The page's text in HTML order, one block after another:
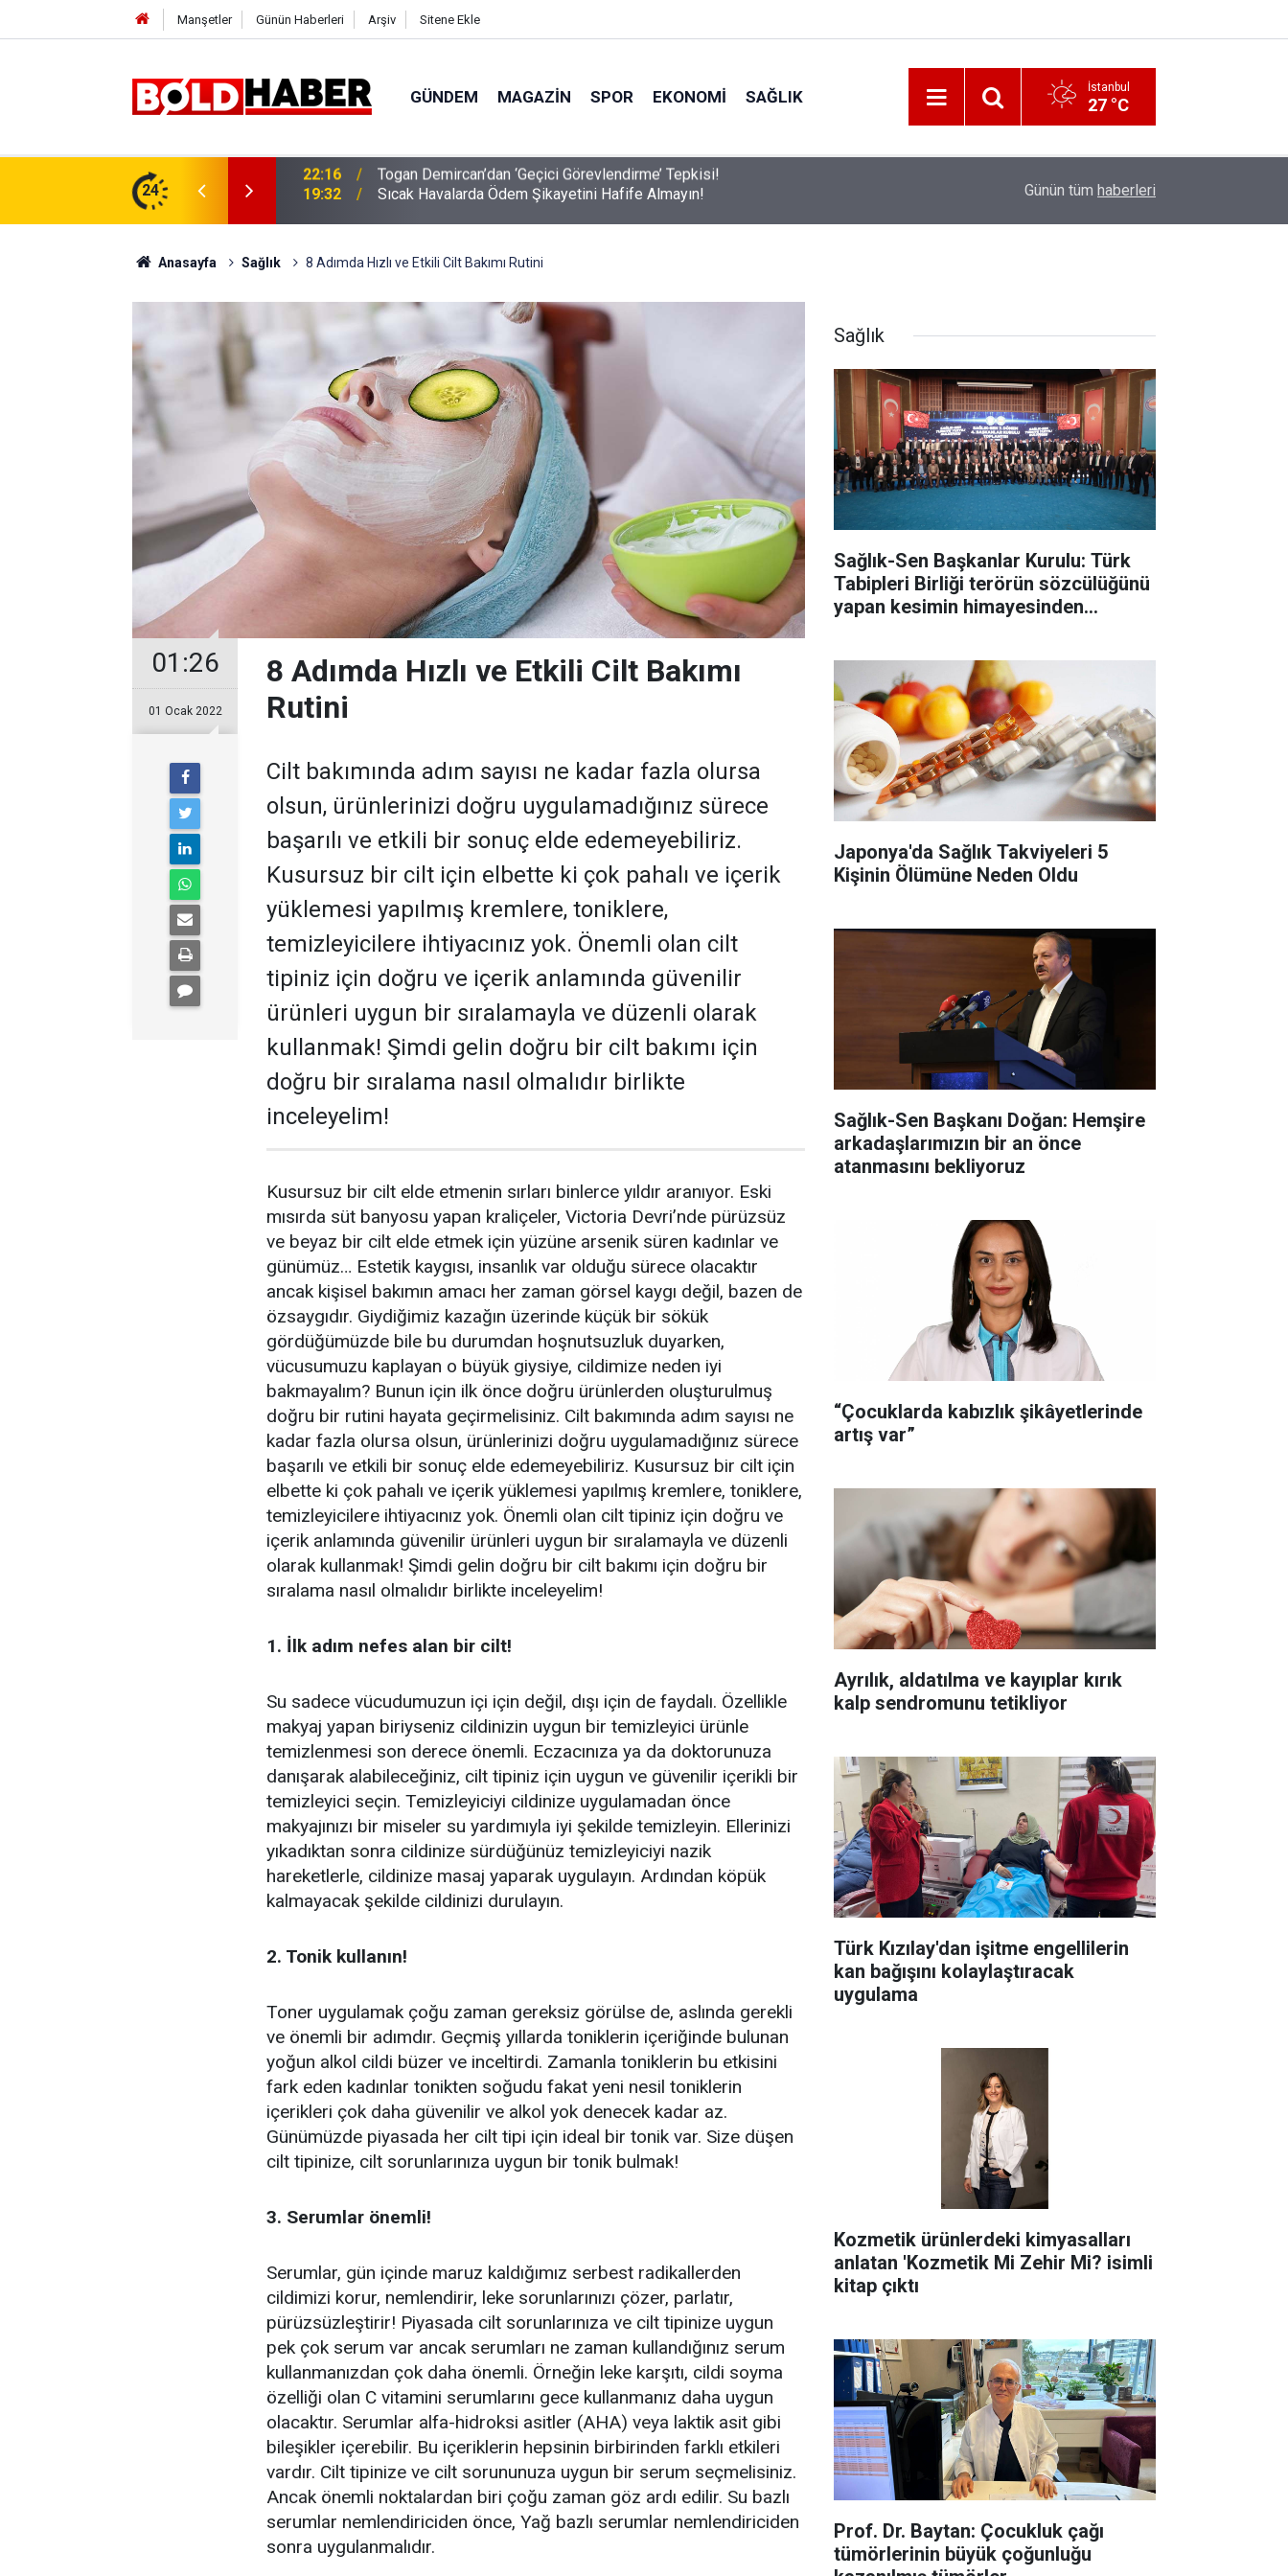
Manşetler Günün Haberleri Arşiv Sitene Ekle
GÜNDEM MAGAZIN SPOR EKONOMI SAĞLIK İstanbul
27 °C
24 19:32 Sıcak Havalarda Ödem Şikayetini Hafife Almayın! İzmir 112’de Kan Donduran İddialar!
Günün tüm haberleri
Anasayfa Sağlık 8 Adımda Hızlı ve Etkili Cilt Bakımı Rutini
01:26
01 Ocak 2022
8 Adımda Hızlı ve Etkili Cilt Bakımı
Rutini
Cilt bakımında adım sayısı ne kadar fazla olursa
olsun, ürünlerinizi doğru uygulamadığınız sürece
başarılı ve etkili bir sonuç elde edemeyebiliriz.
Kusursuz bir cilt için elbette ki çok pahalı ve içerik
yüklemesi yapılmış kremlere, toniklere,
temizleyicilere ihtiyacınız yok. Önemli olan cilt
tipiniz için doğru ve içerik anlamında güvenilir
ürünleri uygun bir sıralamayla ve düzenli olarak
kullanmak! Şimdi gelin doğru bir cilt bakımı için
doğru bir sıralama nasıl olmalıdır birlikte
inceleyelim!
Kusursuz bir cilt elde etmenin sırları binlerce yıldır aranıyor. Eski
mısırda süt banyosu yapan kraliçeler, Victoria Devri’nde pürüzsüz
ve beyaz bir cilt elde etmek için yüzüne arsenik süren kadınlar ve
günümüz… Estetik kaygısı, insanlık var olduğu sürece olacaktır
ancak kişisel bakımın amacı her zaman görsel kaygı değil, bazen de
özsaygıdır. Giydiğimiz kazağın üzerinde küçük bir sökük
gördüğümüzde bile bu durumdan hoşnutsuzluk duyarken,
vücusumuzu kaplayan o büyük giysiye, cildimize neden iyi
bakmayalım? Bunun için ilk önce doğru ürünlerden oluşturulmuş
doğru bir rutini hayata geçirmelisiniz. Cilt bakımında adım sayısı ne
kadar fazla olursa olsun, ürünlerinizi doğru uygulamadığınız sürece
başarılı ve etkili bir sonuç elde edemeyebiliriz. Kusursuz bir cilt için
elbette ki çok pahalı ve içerik yüklemesi yapılmış kremlere, toniklere,
temizleyicilere ihtiyacınız yok. Önemli olan cilt tipiniz için doğru ve
içerik anlamında güvenilir ürünleri uygun bir sıralamayla ve düzenli
olarak kullanmak! Şimdi gelin doğru bir cilt bakımı için doğru bir
sıralama nasıl olmalıdır birlikte inceleyelim!
1. İlk adım nefes alan bir cilt!
Su sadece vücudumuzun içi için değil, dışı için de faydalı. Özellikle
makyaj yapan biriyseniz cildinizin uygun bir temizleyici ürünle
temizlenmesi son derece önemli. Eczacınıza ya da doktorunuza
danışarak alabileceğiniz, cilt tipiniz için uygun ve güvenilir içerikli bir
temizleyici seçin. Temizleyiciyi cildinize uygulamadan önce
makyajınızı bir miseler su yardımıyla iyi şekilde temizleyin. Ellerinizi
yıkadıktan sonra cildinize sürdüğünüz temizleyiciyi nazik
hareketlerle, cildinize masaj yaparak uygulayın. Ardından köpük
kalmayacak şekilde cildinizi durulayın.
2. Tonik kullanın!
Toner uygulamak çoğu zaman gereksiz görülse de, aslında gerekli
ve önemli bir adımdır. Geçmiş yıllarda toniklerin içeriğinde bulunan
yoğun alkol cildi büzer ve inceltirdi. Zamanla toniklerin bu etkisini
fark eden kadınlar tonikten soğudu fakat yeni nesil toniklerin
içerikleri çok daha güvenilir ve alkol yok denecek kadar az.
Günümüzde piyasada her cilt tipi için ideal bir tonik var. Size düşen
cilt tipinize, cilt sorunlarınıza uygun bir tonik bulmak!
3. Serumlar önemli!
Serumlar, gün içinde maruz kaldığımız serbest radikallerden
cildimizi korur, nemlendirir, leke sorunlarınızı çözer, parlatır,
pürüzsüzleştirir! Piyasada cilt sorunlarınıza ve cilt tipinize uygun
pek çok serum var ancak serumları ne zaman kullandığınız serum
kullanmanızdan çok daha önemli. Örneğin leke karşıtı, cildi soyma
özelliği olan C vitamini serumlarını gece kullanmanız daha uygun
olacaktır. Serumlar alfa-hidroksi asitler (AHA) veya laktik asit gibi
bileşikler içerebilir. Bu içeriklerin hepsinin birbirinden farklı etkileri
vardır. Cilt tipinize ve cilt sorununuza uygun bir serum seçmelisiniz.
Ancak önemli noktalardan biri çoğu zaman göz ardı edilir. Su bazlı
serumlar nemlendiriciden önce, Yağ bazlı serumlar nemlendiriciden
sonra uygulanmalıdır.
Sağlık
Sağlık-Sen Başkanlar Kurulu: Türk
Tabipleri Birliği terörün sözcülüğünü
yapan kesimin himayesinden
Japonya'da Sağlık Takviyeleri 5
Kişinin Ölümüne Neden Oldu
Sağlık-Sen Başkanı Doğan: Hemşire
arkadaşlarımızın bir an önce
atanmasını bekliyoruz
“Çocuklarda kabızlık şikâyetlerinde
artış var”
Ayrılık, aldatılma ve kayıplar kırık
kalp sendromunu tetikliyor
Türk Kızılay'dan işitme engellilerin
kan bağışını kolaylaştıracak
uygulama
Kozmetik ürünlerdeki kimyasalları
anlatan 'Kozmetik Mi Zehir Mi? isimli
kitap çıktı
Prof. Dr. Baytan: Çocukluk çağı
tümörlerinin büyük çoğunluğu